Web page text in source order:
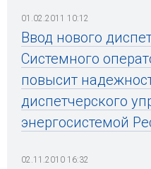
01.02.2011 10:12
Ввод нового
Системного
повысит
диспетчерского
энергосистемой
02.11.2010 16:32